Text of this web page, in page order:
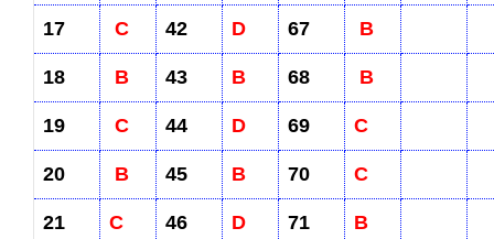
17 C 42 D 67 B
18 B 43 B 68 B
19 C 44 D 69 C
20 B 45 B 70 C
21 C 46 D 71 B